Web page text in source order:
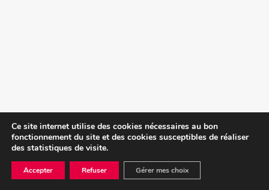
Ce site internet utilise des cookies nécessaires au bon
fonctionnement du site et des cookies susceptibles de réaliser
des statistiques de visite.
Accepter Refuser Gérer mes choix